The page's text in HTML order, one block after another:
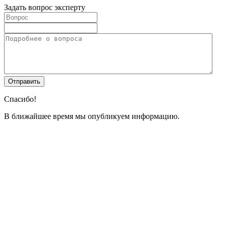
Задать вопрос эксперту
Спасибо!
В ближайшее время мы опубликуем информацию.